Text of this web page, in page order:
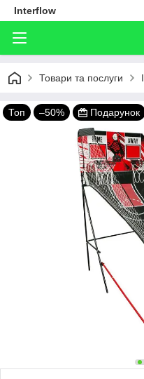
Interflow
Товари та послуги
Топ –50% Подарунок